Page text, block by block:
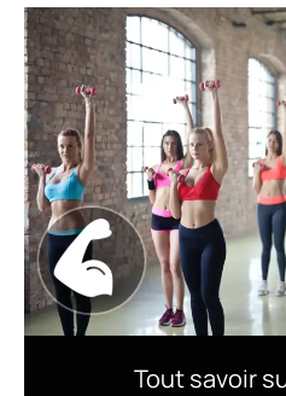
Tout savoir